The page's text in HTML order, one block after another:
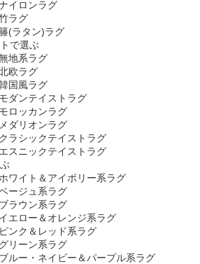
イロンラグ
ラグ
(ラタン)ラグ
で選ぶ
地系ラグ
欧ラグ
国風ラグ
モダンテイストラグ
モロッカンラグ
メダリオンラグ
クラシックテイストラグ
エスニックテイストラグ
ホワイト＆アイボリー系ラグ
ージュ系ラグ
ブラウン系ラグ
イエロー＆オレンジ系ラグ
ピンク＆レッド系ラグ
グリーン系ラグ
ブルー・ネイビー＆パープル系ラグ